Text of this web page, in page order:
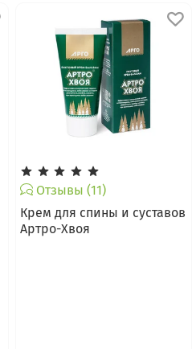
Отзывы (11)
Крем для спины и суставов
Артро-Хвоя